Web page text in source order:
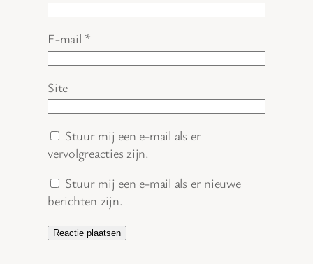
E-mail *
Site
Stuur mij een e-mail als er
vervolgreacties zijn.
Stuur mij een e-mail als er nieuwe
berichten zijn.